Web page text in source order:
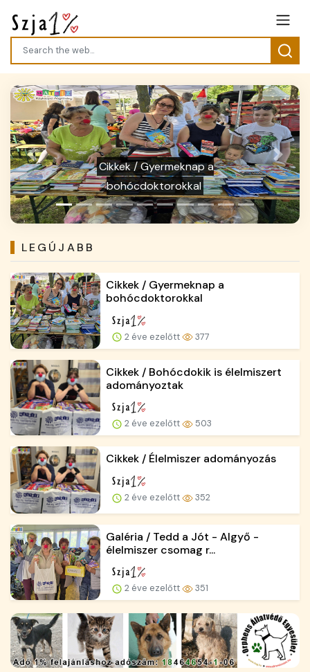
Cikkek / Bohócdokik is élelmiszert
adományoztak
Previous Next
LEGÚJABB
Cikkek / Gyermeknap a
bohócdoktorokkal
2 éve ezelőtt 377
Cikkek / Bohócdokik is élelmiszert
adományoztak
2 éve ezelőtt 503
Cikkek / Élelmiszer adományozás
2 éve ezelőtt 352
Galéria / Tedd a Jót - Algyő -
élelmiszer csomag r...
2 éve ezelőtt 351